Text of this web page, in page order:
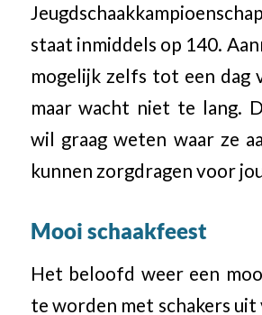
staat inmiddels op 140.
mogelijk zelfs tot een dag
maar wacht niet te lang.
wil graag weten waar ze
kunnen zorgdragen voor
Mooi schaakfeest
Het beloofd weer een
te worden met schakers